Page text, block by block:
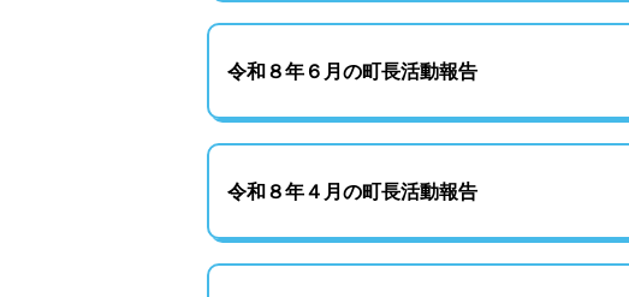
令和８年６月の町長活動報告
令和８年４月の町長活動報告